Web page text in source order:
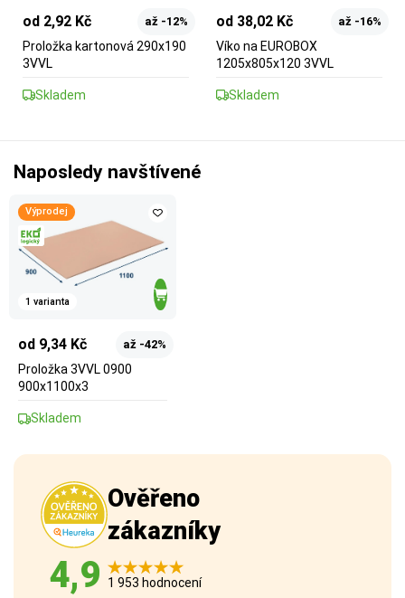
od 2,92 Kč až -12%
Proložka kartonová 290x190
3VVL
Skladem
od 38,02 Kč až -16%
Víko na EUROBOX
1205x805x120 3VVL
Skladem
Naposledy navštívené
Výprodej
1 varianta
od 9,34 Kč až -42%
Proložka 3VVL 0900
900x1100x3
Skladem
Ověřeno
zákazníky
4,9 1 953 hodnocení